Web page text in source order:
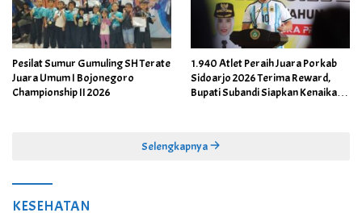
Pesilat Sumur Gumuling SH Terate
Juara Umum I Bojonegoro
Championship II 2026
1.940 Atlet Peraih Juara Porkab
Sidoarjo 2026 Terima Reward,
Bupati Subandi Siapkan Kenaikan
Selengkapnya
KESEHATAN